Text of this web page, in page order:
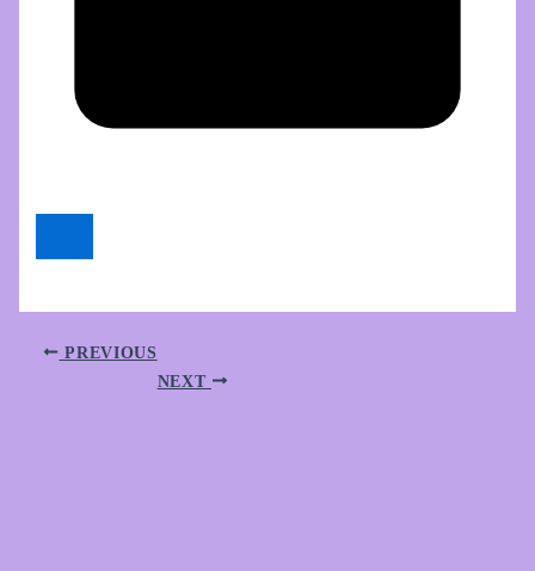
PREVIOUS
NEXT